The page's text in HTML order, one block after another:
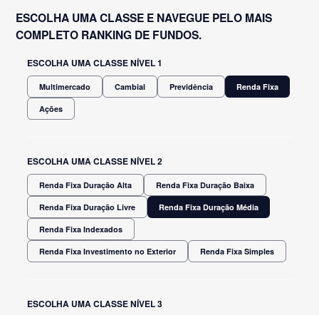
ESCOLHA UMA CLASSE E NAVEGUE PELO MAIS
COMPLETO RANKING DE FUNDOS.
ESCOLHA UMA CLASSE NÍVEL 1
Multimercado Cambial Previdência Renda Fixa
Ações
ESCOLHA UMA CLASSE NÍVEL 2
Renda Fixa Duração Alta Renda Fixa Duração Baixa
Renda Fixa Duração Livre Renda Fixa Duração Média
Renda Fixa Indexados
Renda Fixa Investimento no Exterior Renda Fixa Simples
ESCOLHA UMA CLASSE NÍVEL 3